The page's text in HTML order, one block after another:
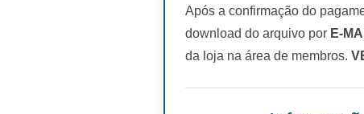
Após a confirmação do
download do arquivo por E-
da loja na área de membros.